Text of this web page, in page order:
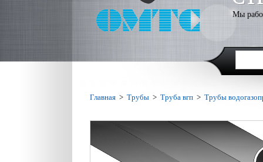
Мы
Главная > Трубы > Труба вгп > Трубы